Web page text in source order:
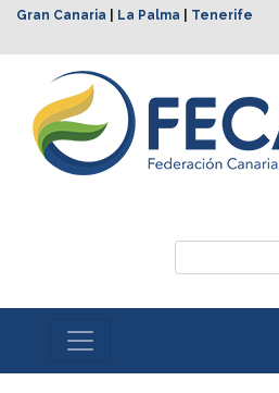
Gran Canaria La Palma Tenerife